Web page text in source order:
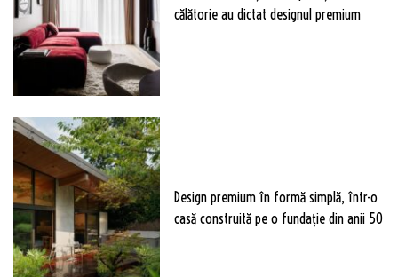
călătorie au dictat designul premium
Design premium în formă simplă, într-o
casă construită pe o fundație din anii 50